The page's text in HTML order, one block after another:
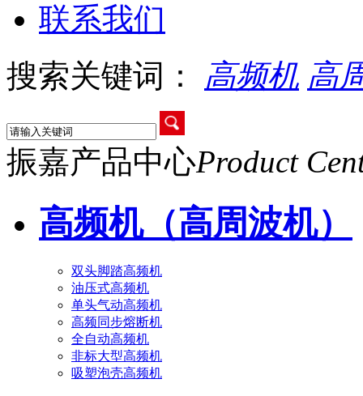
联系我们
搜索关键词： 高频机 高
振嘉产品中心Product
高频机（高周波机）
双头脚踏高频机
油压式高频机
单头气动高频机
高频同步熔断机
全自动高频机
非标大型高频机
吸塑泡壳高频机